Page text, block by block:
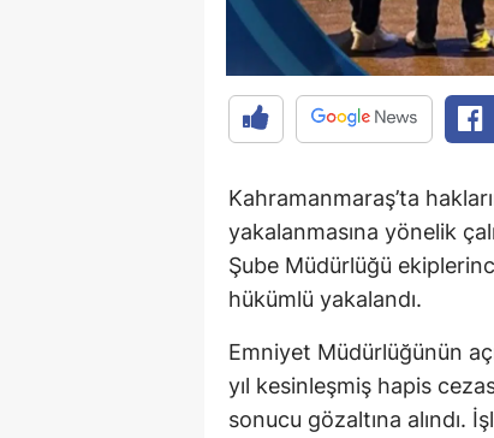
Kahramanmaraş’ta
yakalanmasına yönelik
Şube Müdürlüğü
hükümlü yakalandı.
Emniyet Müdürlüğünün
yıl kesinleşmiş hapis
sonucu gözaltına alındı.